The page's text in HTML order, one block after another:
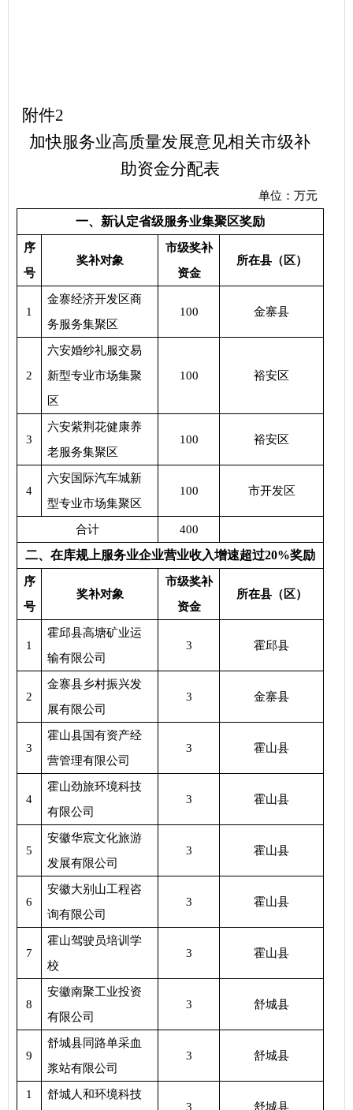
附件2
加快服务业高质量发展意见相关市级补
助资金分配表
单位：万元
一、新认定省级服务业集聚区奖励
序
号
奖补对象
市级奖补
资金
所在县（区）
1
金寨经济开发区商
务服务集聚区
100 金寨县
2
六安婚纱礼服交易
新型专业市场集聚
区
100 裕安区
3
六安紫荆花健康养
老服务集聚区
100 裕安区
4
六安国际汽车城新
型专业市场集聚区
100 市开发区
合计 400
二、在库规上服务业企业营业收入增速超过20%奖励
序
号
奖补对象
市级奖补
资金
所在县（区）
1
霍邱县高塘矿业运
输有限公司
3 霍邱县
2
金寨县乡村振兴发
展有限公司
3 金寨县
3
霍山县国有资产经
营管理有限公司
3 霍山县
4
霍山劲旅环境科技
有限公司
3 霍山县
5
安徽华宸文化旅游
发展有限公司
3 霍山县
6
安徽大别山工程咨
询有限公司
3 霍山县
7
霍山驾驶员培训学
校
3 霍山县
8
安徽南聚工业投资
有限公司
3 舒城县
9
舒城县同路单采血
浆站有限公司
3 舒城县
1
舒城人和环境科技
3
舒城县